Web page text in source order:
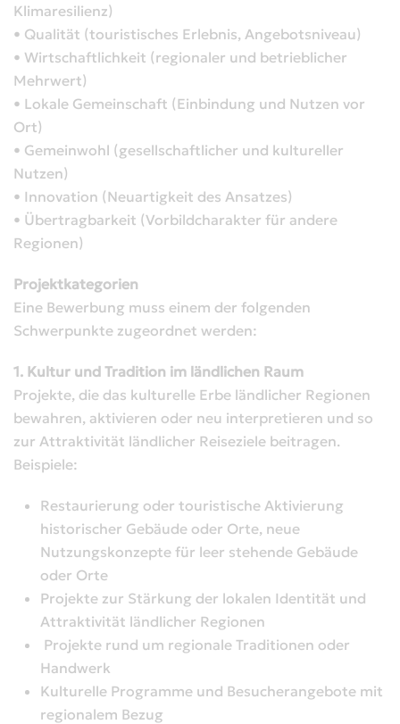
Klimaresilienz)
• Qualität (touristisches Erlebnis, Angebotsniveau)
• Wirtschaftlichkeit (regionaler und betrieblicher
Mehrwert)
• Lokale Gemeinschaft (Einbindung und Nutzen vor
Ort)
• Gemeinwohl (gesellschaftlicher und kultureller
Nutzen)
• Innovation (Neuartigkeit des Ansatzes)
• Übertragbarkeit (Vorbildcharakter für andere
Regionen)
Projektkategorien
Eine Bewerbung muss einem der folgenden
Schwerpunkte zugeordnet werden:
1. Kultur und Tradition im ländlichen Raum
Projekte, die das kulturelle Erbe ländlicher Regionen
bewahren, aktivieren oder neu interpretieren und so
zur Attraktivität ländlicher Reiseziele beitragen.
Beispiele:
Restaurierung oder touristische Aktivierung
historischer Gebäude oder Orte, neue
Nutzungskonzepte für leer stehende Gebäude
oder Orte
Projekte zur Stärkung der lokalen Identität und
Attraktivität ländlicher Regionen
Projekte rund um regionale Traditionen oder
Handwerk
Kulturelle Programme und Besucherangebote mit
regionalem Bezug